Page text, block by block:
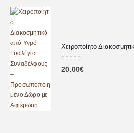
0out of 5
20.00€